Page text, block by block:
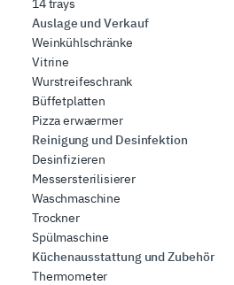
14 trays
Auslage und Verkauf
Weinkühlschränke
Vitrine
Wurstreifeschrank
Büffetplatten
Pizza erwaermer
Reinigung und Desinfektion
Desinfizieren
Messersterilisierer
Waschmaschine
Trockner
Spülmaschine
Küchenausstattung und Zubehör
Thermometer